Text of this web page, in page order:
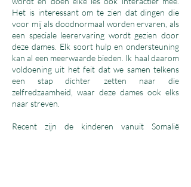
Het is interessant om te zien dat dingen die
voor mij als doodnormaal worden ervaren, als
een speciale leerervaring wordt gezien door
deze dames. Elk soort hulp en ondersteuning
kan al een meerwaarde bieden. Ik haal daarom
voldoening uit het feit dat we samen telkens
een stap dichter zetten naar die
zelfredzaamheid, waar deze dames ook elks
naar streven.
Recent zijn de kinderen vanuit Somalië